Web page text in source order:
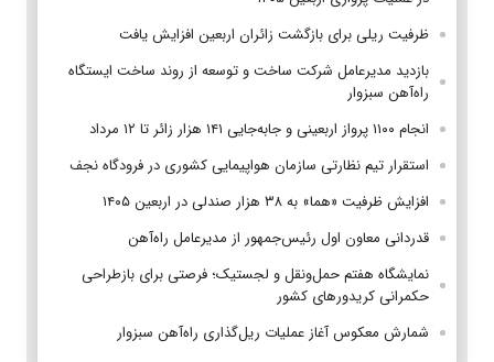
ظرفیت ریلی برای بازگشت زائران اربعین افزایش یافت
بازدید مدیرعامل شرکت ساخت و توسعه از روند ساخت ایستگاه
راه‌آهن سبزوار
انجام ۱۱۰۰ پرواز اربعینی و جابه‌جایی ۱۴۱ هزار زائر تا ۱۲ مرداد
استقرار تیم‌ نظارتی سازمان هواپیمایی کشوری در فرودگاه نجف
افزایش ظرفیت «هما» به ۳۸ هزار صندلی در اربعین ۱۴۰۵
قدردانی معاون اول رئیس‌جمهور از مدیرعامل راه‌آهن
نمایشگاه هفتم حمل‌ونقل و لجستیک؛ فرصتی برای بازطراحی
حکمرانی کریدورهای کشور
شمارش معکوس آغاز عملیات ریل‌گذاری راه‌آهن سبزوار